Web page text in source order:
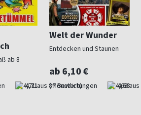
ab 8
4,71
Welt der Wunder
Entdecken und Staunen
ab 6,10 €
(monatlich) 4,68